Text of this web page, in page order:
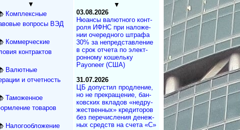
▼
Комплексные
вопросы ВЭД
Коммерческие
контрактов
Валютные
и отчетность
Таможенное
товаров
Налогообложение
▼
03.08.2026
Нюансы валют­но­го кон­т­
ро­ля ИФНС при на­ло­же­
нии оче­ре­д­но­го штра­фа
30% за не­пред­с­та­в­ле­ние
в срок от­че­та по эле­к­т­
рон­но­му ко­ше­ль­ку
Payoneer (США)
31.07.2026
ЦБ допустил продле­ние,
но не пре­кра­ще­ние, бан­
ков­ских вкла­дов «не­дру­
же­ст­вен­ных» кре­ди­то­ров
без пе­ре­чис­ле­ния де­не­ж­
ных средств на сче­та «С»